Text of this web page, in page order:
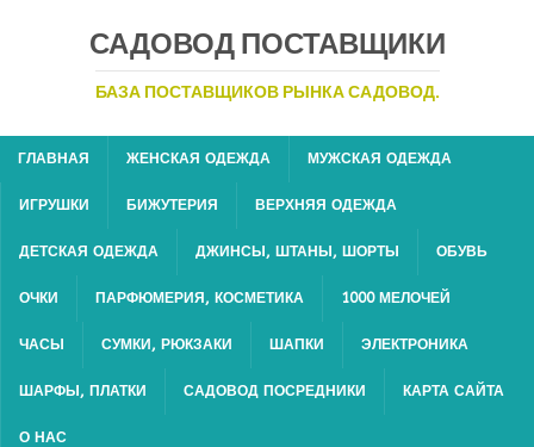
САДОВОД ПОСТАВЩИКИ
БАЗА ПОСТАВЩИКОВ РЫНКА САДОВОД.
ГЛАВНАЯ ЖЕНСКАЯ ОДЕЖДА МУЖСКАЯ ОДЕЖДА
ИГРУШКИ БИЖУТЕРИЯ ВЕРХНЯЯ ОДЕЖДА
ДЕТСКАЯ ОДЕЖДА ДЖИНСЫ, ШТАНЫ, ШОРТЫ ОБУВЬ
ОЧКИ ПАРФЮМЕРИЯ, КОСМЕТИКА 1000 МЕЛОЧЕЙ
ЧАСЫ СУМКИ, РЮКЗАКИ ШАПКИ ЭЛЕКТРОНИКА
ШАРФЫ, ПЛАТКИ САДОВОД ПОСРЕДНИКИ КАРТА САЙТА
О НАС